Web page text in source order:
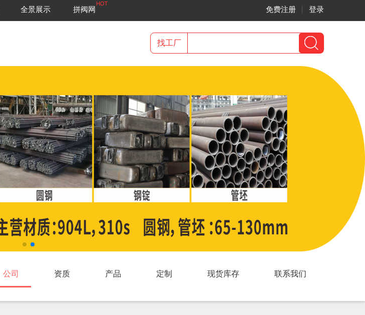
全景展示 拼阀网 免费注册 登录
找工厂
公司 资质 产品 定制 现货库存 联系我们